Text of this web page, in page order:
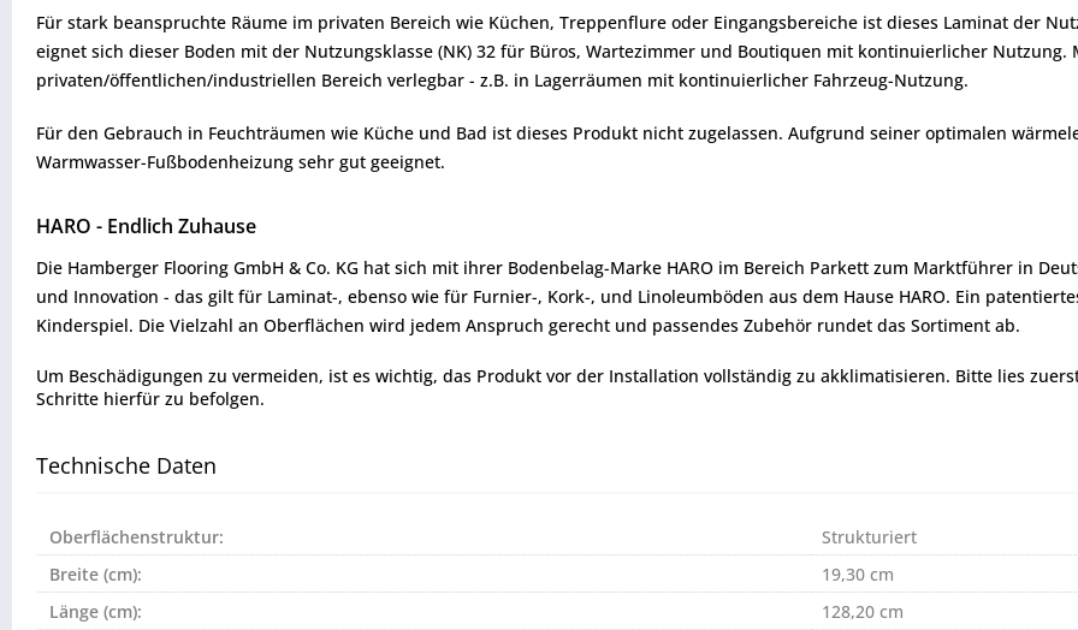
Für stark beanspruchte Räume im privaten Bereich wie Küchen, Treppenflure oder Eingangsbereiche ist dieses Laminat der
eignet sich dieser Boden mit der Nutzungsklasse (NK) 32 für Büros, Wartezimmer und Boutiquen mit kontinuierlicher Nutzung.
privaten/öffentlichen/industriellen Bereich verlegbar - z.B. in Lagerräumen mit kontinuierlicher Fahrzeug-Nutzung.
Für den Gebrauch in Feuchträumen wie Küche und Bad ist dieses Produkt nicht zugelassen. Aufgrund seiner optimalen
Warmwasser-Fußbodenheizung sehr gut geeignet.
HARO - Endlich Zuhause
Die Hamberger Flooring GmbH & Co. KG hat sich mit ihrer Bodenbelag-Marke HARO im Bereich Parkett zum Marktführer in
und Innovation - das gilt für Laminat-, ebenso wie für Furnier-, Kork-, und Linoleumböden aus dem Hause HARO. Ein
Kinderspiel. Die Vielzahl an Oberflächen wird jedem Anspruch gerecht und passendes Zubehör rundet das Sortiment ab.
Um Beschädigungen zu vermeiden, ist es wichtig, das Produkt vor der Installation vollständig zu akklimatisieren. Bitte lies
Schritte hierfür zu befolgen.
Technische Daten
Oberflächenstruktur:
Strukturiert
Breite (cm):
19,30 cm
Länge (cm):
128,20 cm